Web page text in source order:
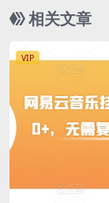
相关文章
VIP